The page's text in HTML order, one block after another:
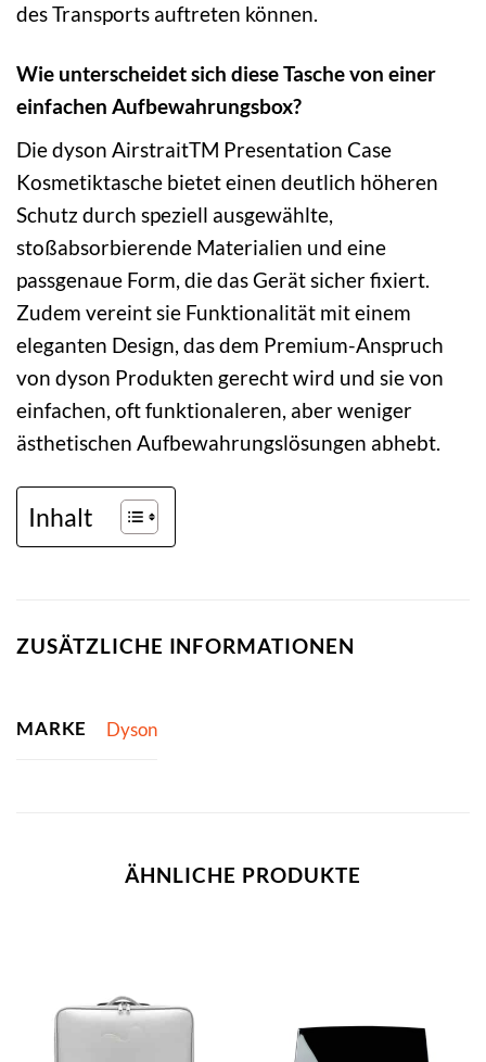
des Transports auftreten können.
Wie unterscheidet sich diese Tasche von einer
einfachen Aufbewahrungsbox?
Die dyson AirstraitTM Presentation Case
Kosmetiktasche bietet einen deutlich höheren
Schutz durch speziell ausgewählte,
stoßabsorbierende Materialien und eine
passgenaue Form, die das Gerät sicher fixiert.
Zudem vereint sie Funktionalität mit einem
eleganten Design, das dem Premium-Anspruch
von dyson Produkten gerecht wird und sie von
einfachen, oft funktionaleren, aber weniger
ästhetischen Aufbewahrungslösungen abhebt.
Inhalt
ZUSÄTZLICHE INFORMATIONEN
MARKE Dyson
ÄHNLICHE PRODUKTE